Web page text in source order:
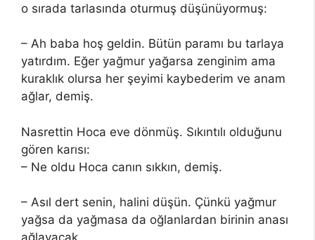
o sırada tarlasında oturmuş düşünüyormuş:
– Ah baba hoş geldin. Bütün paramı bu tarlaya
yatırdım. Eğer yağmur yağarsa zenginim ama
kuraklık olursa her şeyimi kaybederim ve anam
ağlar, demiş.
Nasrettin Hoca eve dönmüş. Sıkıntılı olduğunu
gören karısı:
– Ne oldu Hoca canın sıkkın, demiş.
– Asıl dert senin, halini düşün. Çünkü yağmur
yağsa da yağmasa da oğlanlardan birinin anası